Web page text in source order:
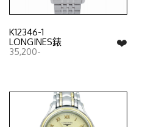
K12346-1
❤️
LONGINES錶
35,200-